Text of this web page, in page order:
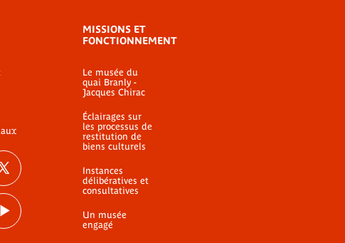
MISSIONS ET
FONCTIONNEMENT
Le musée du
quai Branly -
Jacques Chirac
Éclairages sur
les processus de
restitution de
biens culturels
Instances
délibératives et
consultatives
Un musée
engagé